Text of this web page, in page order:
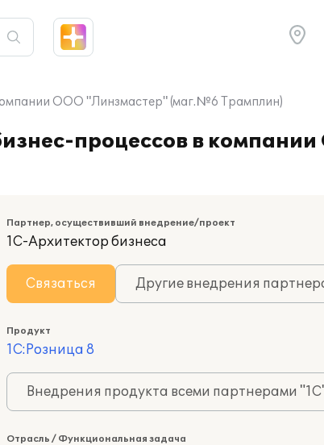
ООО "Линзмастер" (маг.№6 Трамплин)
процессов в
Партнер, осуществивший внедрение/проект
1С-Архитектор бизнеса
Связаться Другие внедрения
Продукт
1С:Розница 8
Внедрения продукта всеми партнерами
Отрасль / Функциональная задача